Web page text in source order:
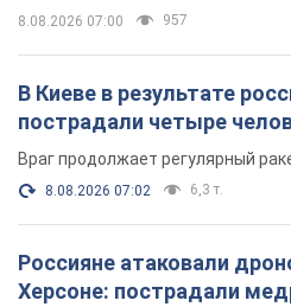
8.08.2026 07:00 957
В Киеве в результате
пострадали четыре
Враг продолжает регулярный
8.08.2026 07:02 6,3 т.
Россияне атаковали
Херсоне: пострадали